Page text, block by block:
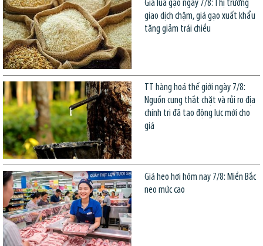
Giá lúa gạo ngày 7/8: Thị trường
giao dịch chậm, giá gạo xuất khẩu
tăng giảm trái chiều
TT hàng hoá thế giới ngày 7/8:
Nguồn cung thắt chặt và rủi ro địa
chính trị đã tạo động lực mới cho
giá
Giá heo hơi hôm nay 7/8: Miền Bắc
neo mức cao